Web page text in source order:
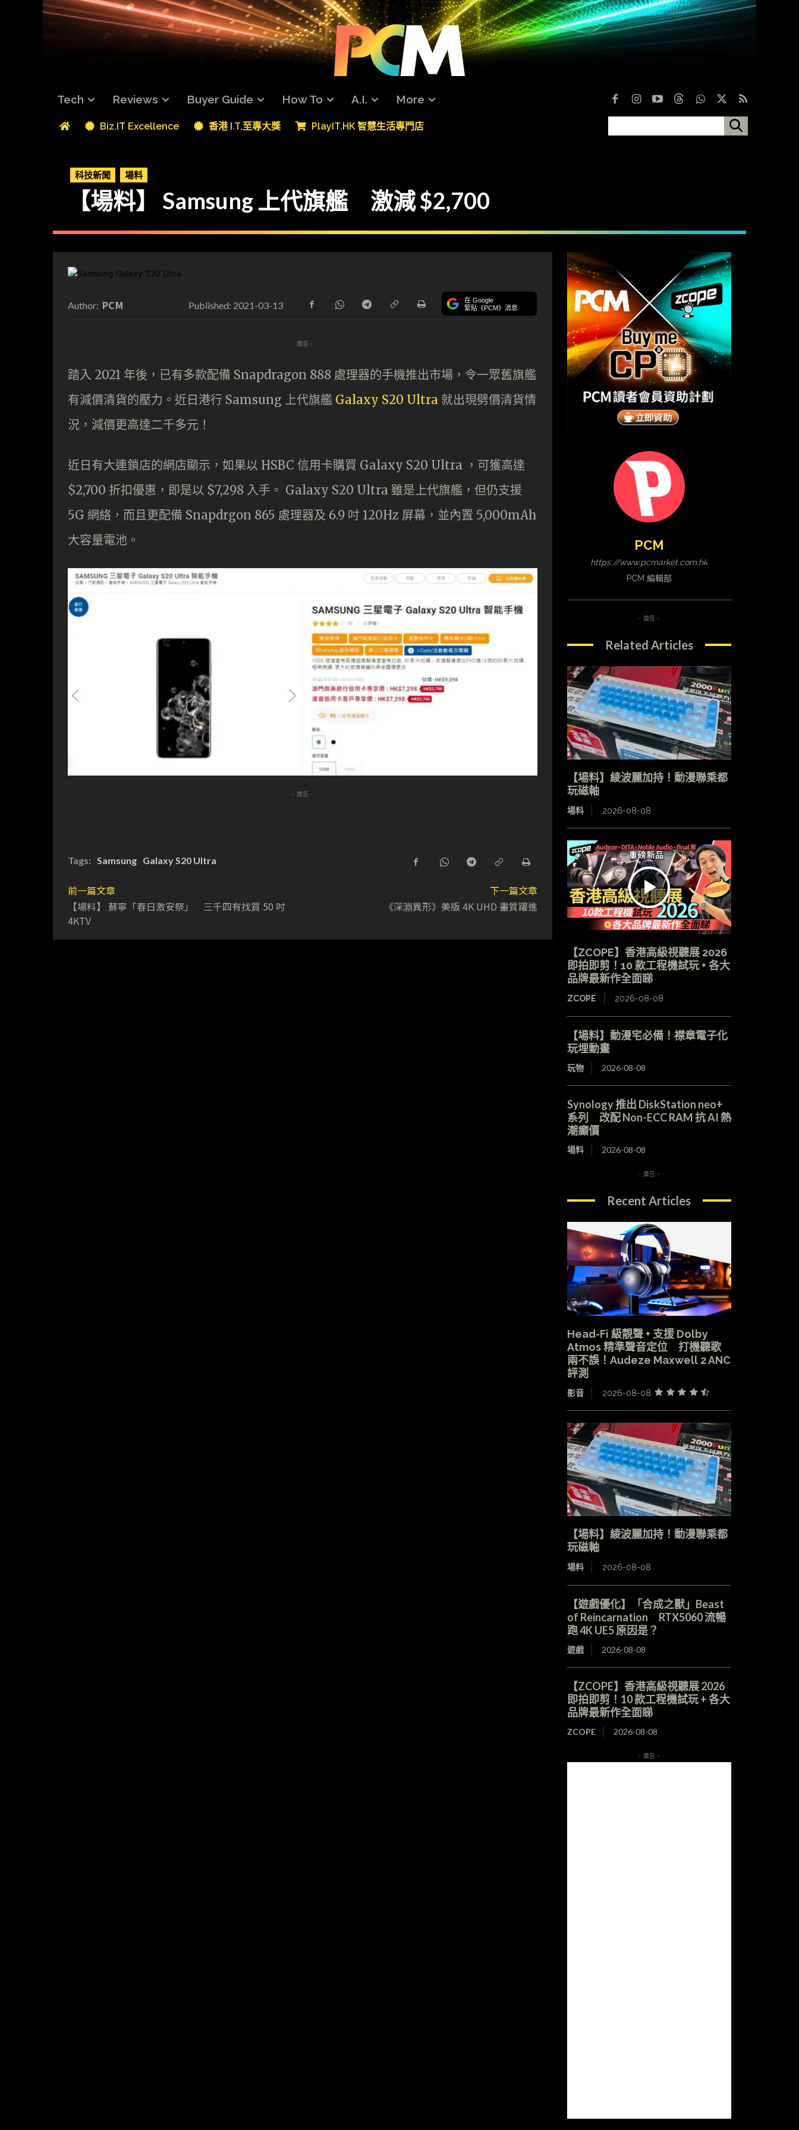
Tech Reviews Buyer Guide How To A.I. More
Biz.IT Excellence 香港 I.T.至專大獎 PlayIT.HK 智慧生活專門店
科技新聞 場料
【場料】 Samsung 上代旗艦 激減 $2,700
Author: PCM Published: 2021-03-13 在 Google
緊貼《PCM》消息
- 廣告 -
踏入 2021 年後，已有多款配備 Snapdragon 888 處理器的手機推出市場，令一眾舊旗艦
有減價清貨的壓力。近日港行 Samsung 上代旗艦 Galaxy S20 Ultra 就出現劈價清貨情
況，減價更高達二千多元！
近日有大連鎖店的網店顯示，如果以 HSBC 信用卡購買 Galaxy S20 Ultra ，可獲高達
$2,700 折扣優惠，即是以 $7,298 入手。 Galaxy S20 Ultra 雖是上代旗艦，但仍支援
5G 網絡，而且更配備 Snapdrgon 865 處理器及 6.9 吋 120Hz 屏幕，並內置 5,000mAh
大容量電池。
- 廣告 -
Tags: Samsung Galaxy S20 Ultra
前一篇文章
【場料】 蘇寧「春日激安祭」 三千四有找買 50 吋
4KTV
下一篇文章
《深淵異形》美版 4K UHD 畫質躍進
PCM
https://www.pcmarket.com.hk
PCM 編輯部
- 廣告 -
Related Articles
【場料】綾波麗加持！動漫聯乘都
玩磁軸
場料 2026-08-08
【ZCOPE】香港高級視聽展 2026
即拍即剪！10 款工程機試玩 + 各大
品牌最新作全面睇
ZCOPE 2026-08-08
【場料】動漫宅必備！襟章電子化
玩埋動畫
玩物 2026-08-08
Synology 推出 DiskStation neo+
系列 改配 Non-ECC RAM 抗 AI 熱
潮癲價
場料 2026-08-08
- 廣告 -
Recent Articles
Head-Fi 級靚聲 + 支援 Dolby
Atmos 精準聲音定位 打機聽歌
兩不誤！Audeze Maxwell 2 ANC
評測
影音 2026-08-08
【場料】綾波麗加持！動漫聯乘都
玩磁軸
場料 2026-08-08
【遊戲優化】「合成之獸」Beast
of Reincarnation RTX5060 流暢
跑 4K UE5 原因是？
遊戲 2026-08-08
【ZCOPE】香港高級視聽展 2026
即拍即剪！10 款工程機試玩 + 各大
品牌最新作全面睇
ZCOPE 2026-08-08
- 廣告 -